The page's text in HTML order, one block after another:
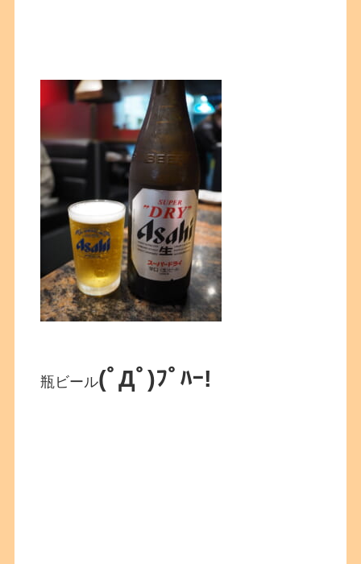
瓶ビール(ﾟДﾟ)ﾌﾟﾊｰ!